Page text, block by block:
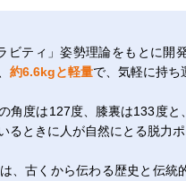
ビティ」姿勢理論をもとに開
約6.6kgと軽量で、気軽に持ち
角度は127度、膝裏は133度と、
るときに人が自然にとる脱力ポ
、古くから伝わる歴史と伝